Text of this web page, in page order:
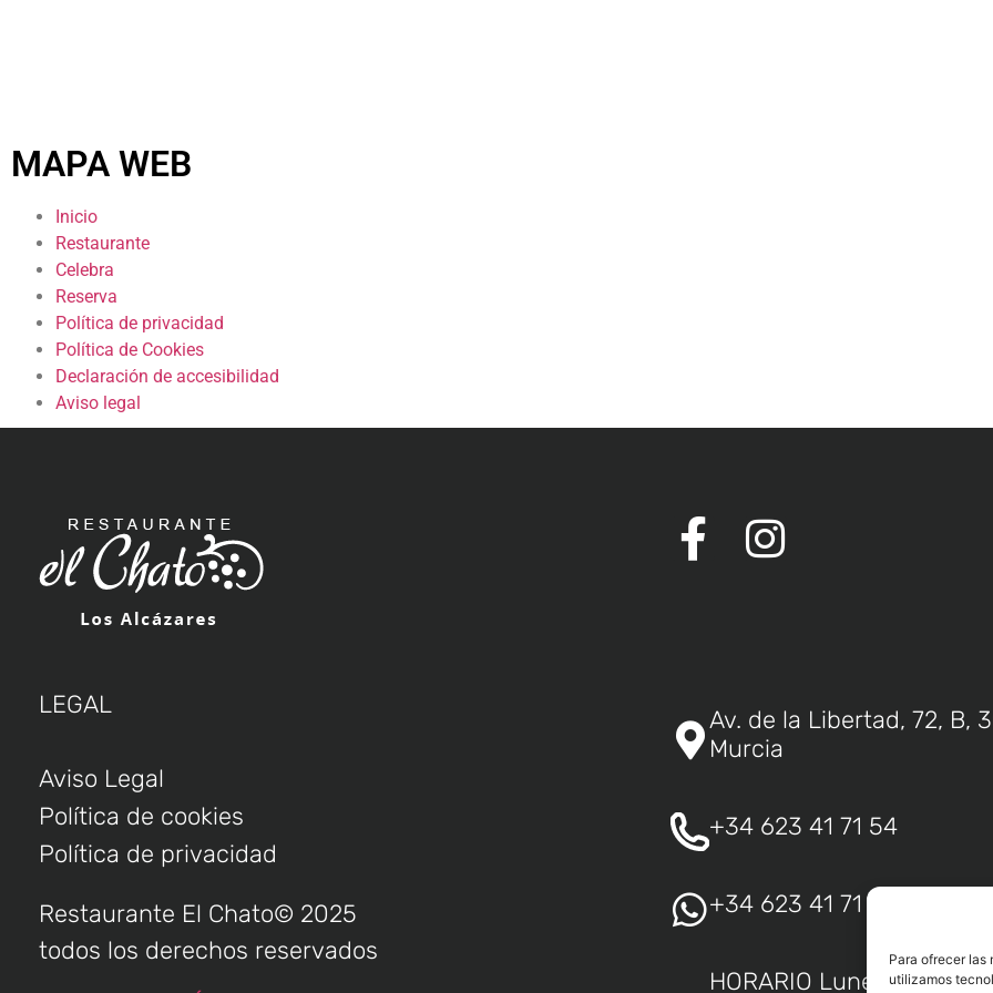
Para ofrecer las
utilizamos
MAPA WEB
Inicio
Restaurante
Celebra
Reserva
Política de privacidad
Política de Cookies
Declaración de accesibilidad
Aviso legal
LEGAL
Aviso Legal
Política de cookies
Política de privacidad
Restaurante El Chato© 2025
todos los derechos reservados
Av. de la Libertad, 72, B,
Murcia
+34 623 41 71 54
+34 623 41 71 54
HORARIO Lunes: 12:00